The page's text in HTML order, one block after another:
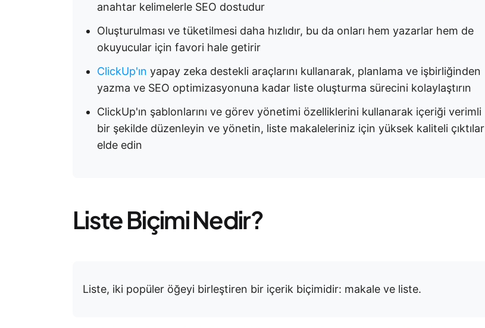
anahtar kelimelerle SEO dostudur
Oluşturulması ve tüketilmesi daha hızlıdır, bu da onları hem yazarlar hem de
okuyucular için favori hale getirir
ClickUp'ın yapay zeka destekli araçlarını kullanarak, planlama ve işbirliğinden
yazma ve SEO optimizasyonuna kadar liste oluşturma sürecini kolaylaştırın
ClickUp'ın şablonlarını ve görev yönetimi özelliklerini kullanarak içeriği verimli
bir şekilde düzenleyin ve yönetin, liste makaleleriniz için yüksek kaliteli çıktılar
elde edin
Liste Biçimi Nedir?
Liste, iki popüler öğeyi birleştiren bir içerik biçimidir: makale ve liste.